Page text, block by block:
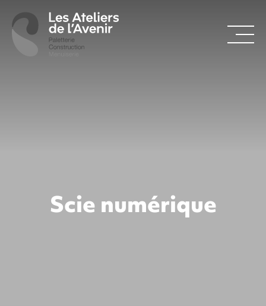
Scie numérique